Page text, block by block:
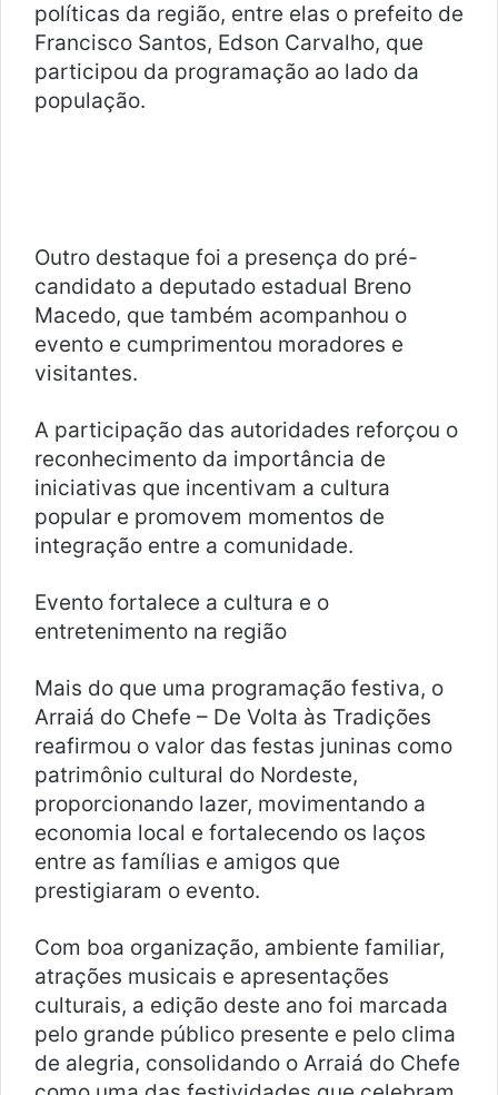
políticas da região, entre elas o prefeito de
Francisco Santos, Edson Carvalho, que
participou da programação ao lado da
população.
Outro destaque foi a presença do pré-
candidato a deputado estadual Breno
Macedo, que também acompanhou o
evento e cumprimentou moradores e
visitantes.
A participação das autoridades reforçou o
reconhecimento da importância de
iniciativas que incentivam a cultura
popular e promovem momentos de
integração entre a comunidade.
Evento fortalece a cultura e o
entretenimento na região
Mais do que uma programação festiva, o
Arraiá do Chefe – De Volta às Tradições
reafirmou o valor das festas juninas como
patrimônio cultural do Nordeste,
proporcionando lazer, movimentando a
economia local e fortalecendo os laços
entre as famílias e amigos que
prestigiaram o evento.
Com boa organização, ambiente familiar,
atrações musicais e apresentações
culturais, a edição deste ano foi marcada
pelo grande público presente e pelo clima
de alegria, consolidando o Arraiá do Chefe